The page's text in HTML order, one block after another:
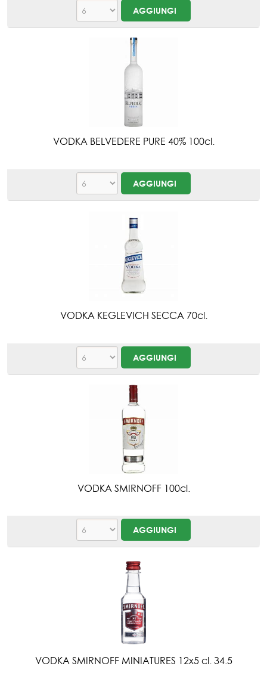
VODKA BELVEDERE PURE 40% 100cl.
VODKA KEGLEVICH SECCA 70cl.
VODKA SMIRNOFF 100cl.
VODKA SMIRNOFF MINIATURES 12x5 cl. 34.5